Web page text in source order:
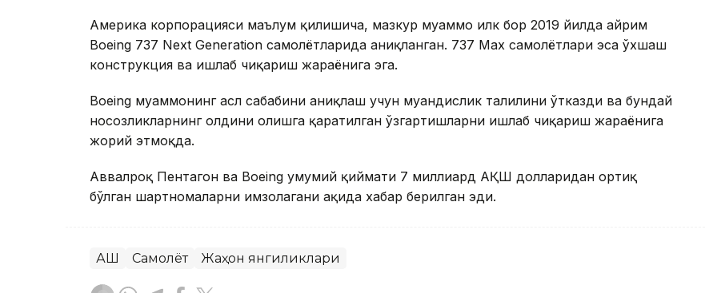
Америка корпорацияси маълум қилишича, мазкур муаммо илк бор 2019 йилда айрим
Boeing 737 Next Generation самолётларида аниқланган. 737 Max самолётлари эса ўхшаш
конструкция ва ишлаб чиқариш жараёнига эга.
Boeing муаммонинг асл сабабини аниқлаш учун муҳандислик таҳлилини ўтказди ва бундай
носозликларнинг олдини олишга қаратилган ўзгартишларни ишлаб чиқариш жараёнига
жорий этмоқда.
Аввалроқ Пентагон ва Boeing умумий қиймати 7 миллиард АҚШ долларидан ортиқ
бўлган шартномаларни имзолагани ҳақида хабар берилган эди.
АҚШ Самолёт Жаҳон янгиликлари